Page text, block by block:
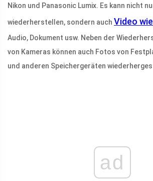
Nikon und Panasonic Lumix. Es kann nicht
wiederherstellen, sondern auch Video
Audio, Dokument usw. Neben der
von Kameras können auch Fotos von
und anderen Speichergeräten
ad